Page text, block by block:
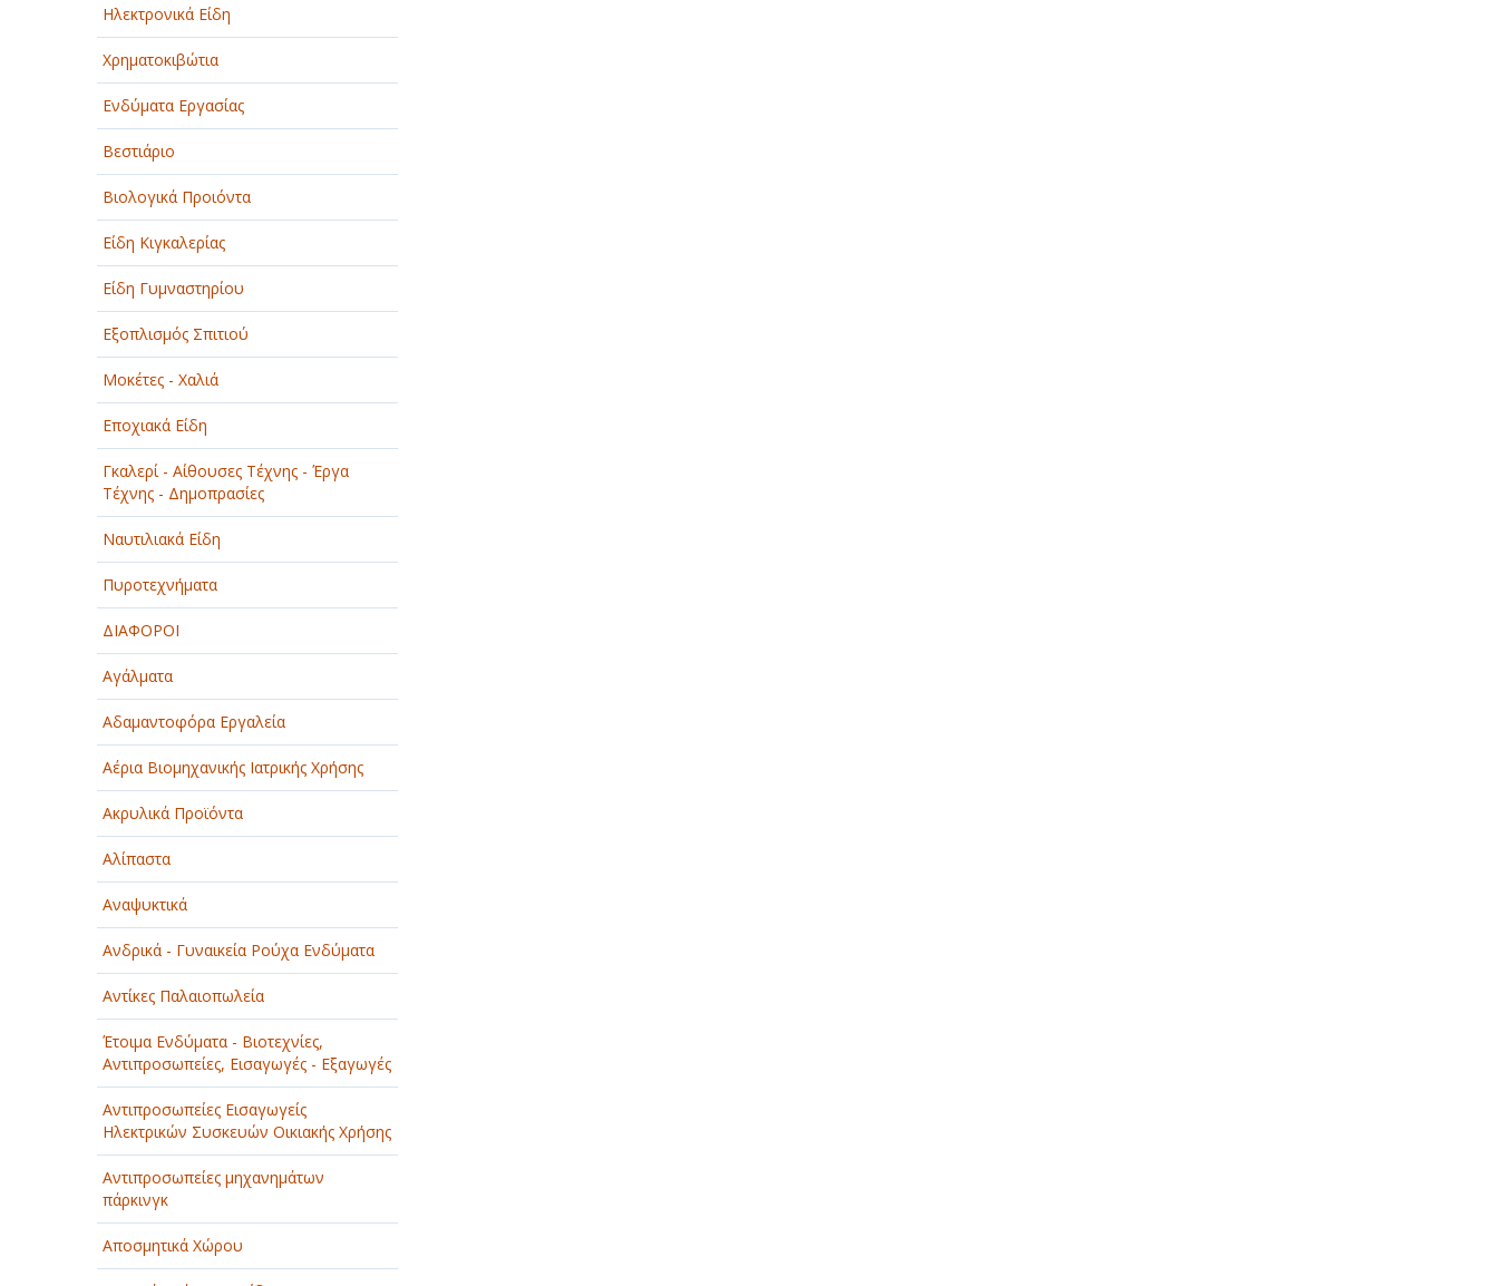
Ηλεκτρονικά Είδη
Χρηματοκιβώτια
Ενδύματα Εργασίας
Βεστιάριο
Βιολογικά Προιόντα
Είδη Κιγκαλερίας
Είδη Γυμναστηρίου
Εξοπλισμός Σπιτιού
Μοκέτες - Χαλιά
Εποχιακά Είδη
Γκαλερί - Αίθουσες Τέχνης - Έργα
Τέχνης - Δημοπρασίες
Ναυτιλιακά Είδη
Πυροτεχνήματα
ΔΙΑΦΟΡΟΙ
Αγάλματα
Αδαμαντοφόρα Εργαλεία
Αέρια Βιομηχανικής Ιατρικής Χρήσης
Ακρυλικά Προϊόντα
Αλίπαστα
Αναψυκτικά
Ανδρικά - Γυναικεία Ρούχα Ενδύματα
Αντίκες Παλαιοπωλεία
Έτοιμα Ενδύματα - Βιοτεχνίες,
Αντιπροσωπείες, Εισαγωγές - Εξαγωγές
Αντιπροσωπείες Εισαγωγείς
Ηλεκτρικών Συσκευών Οικιακής Χρήσης
Αντιπροσωπείες μηχανημάτων
πάρκινγκ
Αποσμητικά Χώρου